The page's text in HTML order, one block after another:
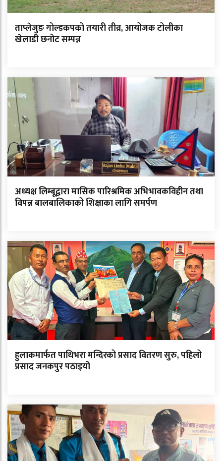
ताप्लेजुङ गोल्डकपको तयारी तीव्र, आयोजक टोलीका
खेलाडी छनोट सम्पन्न
अध्यक्ष लिम्बूद्वारा मासिक पारिश्रमिक अभिभावकविहीन तथा
विपन्न बालबालिकाको शिक्षाका लागि समर्पण
हुलाकमार्फत पाथिभरा मन्दिरको प्रसाद वितरण सुरु, पहिलो
प्रसाद जनकपुर पठाइयो